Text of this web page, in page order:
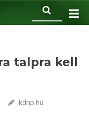
talpra kell
kdnp.hu